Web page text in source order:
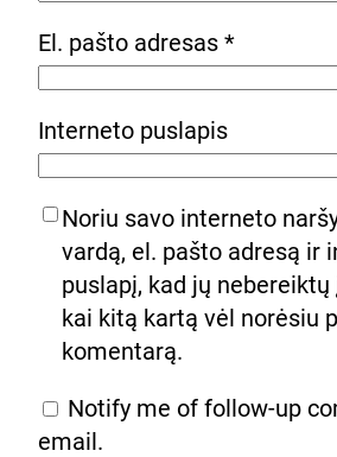
El. pašto adresas *
Interneto puslapis
Noriu savo interneto
vardą, el. pašto adresą ir
puslapį, kad jų
kai kitą kartą vėl norėsiu
komentarą.
Notify me of follow-up
email.